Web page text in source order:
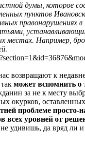
думы, которое
пунктов
правонарушениях в
местах. Например,
возвращают к
может вспомнить о
за не к месту
окурков,
проблеме просто-
всех уровней от
удивишь, да вряд ли